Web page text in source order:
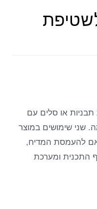
או סלים עם
שני שימושים במוצר
להעמסת המדיח,
התכנית ומערכת